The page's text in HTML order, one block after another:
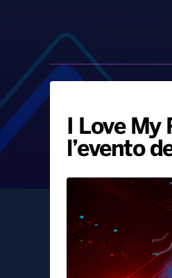
I Love
l’evento